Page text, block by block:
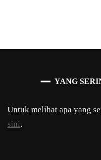
YANG
Untuk melihat apa yang
sini.